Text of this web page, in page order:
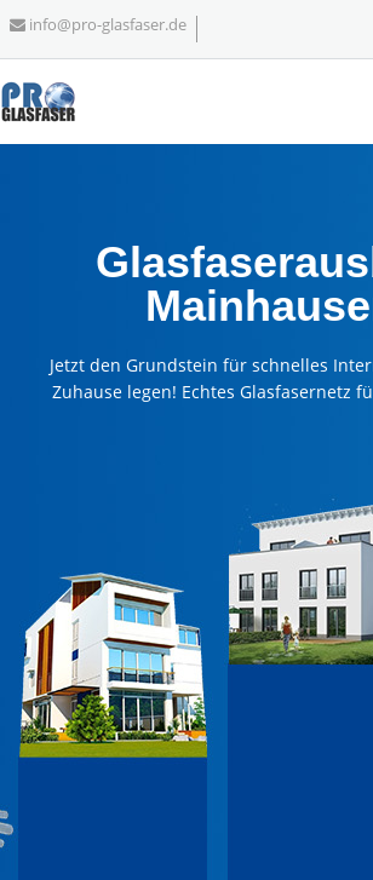
info@pro-glasfaser.de
Jetzt den Grundstein für schnelles
Zuhause legen! Echtes Glasfasernetz